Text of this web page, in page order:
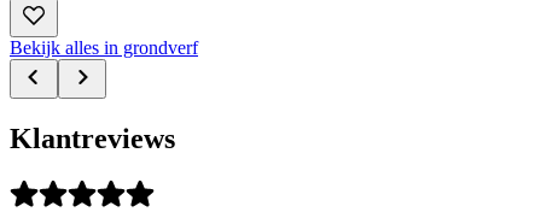
Bekijk alles in grondverf
Klantreviews